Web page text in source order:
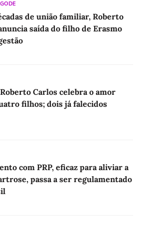
de união familiar, Roberto
saída do filho de Erasmo
Carlos celebra o amor
filhos; dois já falecidos
com PRP, eficaz para aliviar a
passa a ser regulamentado